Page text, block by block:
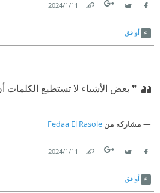
11‏/1‏/2024
أوافق
❞ بعض الأشياء لا تستطيع الكلمات
مشاركة من Fedaa El Rasole
11‏/1‏/2024
أوافق